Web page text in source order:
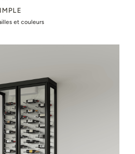
et couleurs